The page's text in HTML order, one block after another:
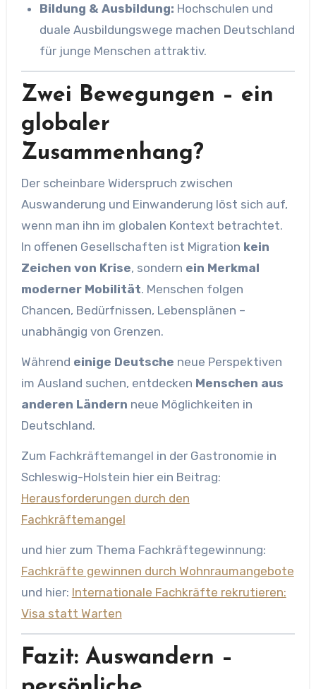
Bildung & Ausbildung: Hochschulen und
duale Ausbildungswege machen Deutschland
für junge Menschen attraktiv.
Zwei Bewegungen – ein
globaler
Zusammenhang?
Der scheinbare Widerspruch zwischen
Auswanderung und Einwanderung löst sich auf,
wenn man ihn im globalen Kontext betrachtet.
In offenen Gesellschaften ist Migration kein
Zeichen von Krise, sondern ein Merkmal
moderner Mobilität. Menschen folgen
Chancen, Bedürfnissen, Lebensplänen –
unabhängig von Grenzen.
Während einige Deutsche neue Perspektiven
im Ausland suchen, entdecken Menschen aus
anderen Ländern neue Möglichkeiten in
Deutschland.
Zum Fachkräftemangel in der Gastronomie in
Schleswig-Holstein hier ein Beitrag:
Herausforderungen durch den
Fachkräftemangel
und hier zum Thema Fachkräftegewinnung:
Fachkräfte gewinnen durch Wohnraumangebote
und hier: Internationale Fachkräfte rekrutieren:
Visa statt Warten
Fazit: Auswandern –